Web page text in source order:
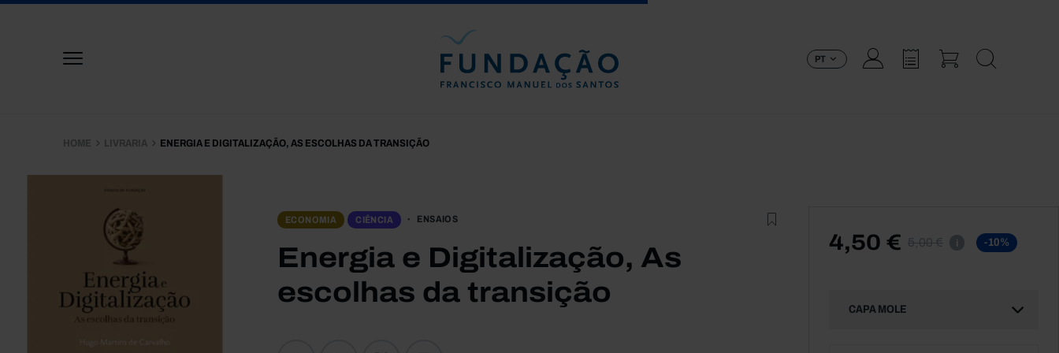
PT
HOME LIVRARIA ENERGIA E DIGITALIZAÇÃO, AS ESCOLHAS DA TRANSIÇÃO
ECONOMIA CIÊNCIA ENSAIOS
Energia e Digitalização, As
escolhas da transição
4,50 € 5,00 € -10%
CAPA MOLE